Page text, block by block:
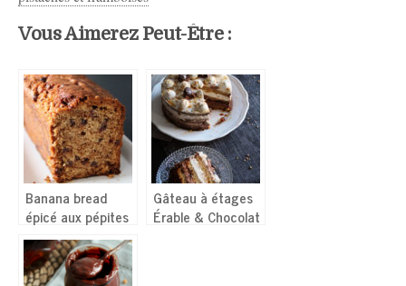
Vous Aimerez Peut-Être :
Banana bread
épicé aux pépites
de chocolat
(vegan)
Gâteau à étages
Érable & Chocolat